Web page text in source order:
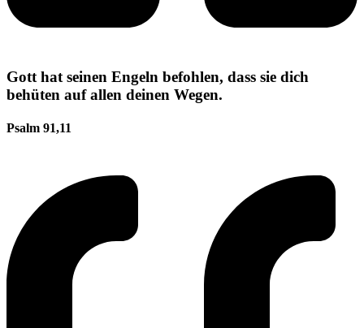
Gott hat seinen Engeln befohlen, dass sie dich
behüten auf allen deinen Wegen.
Psalm 91,11